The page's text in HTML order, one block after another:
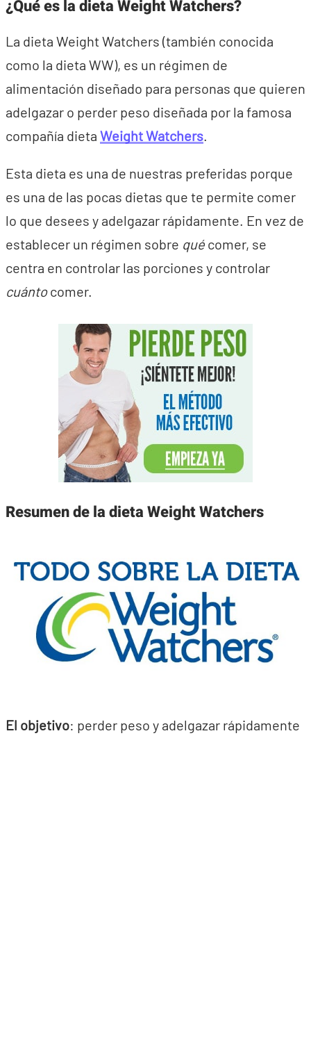
¿Qué es la dieta Weight Watchers?
La dieta Weight Watchers (también conocida
como la dieta WW), es un régimen de
alimentación diseñado para personas que quieren
adelgazar o perder peso diseñada por la famosa
compañía dieta Weight Watchers.
Esta dieta es una de nuestras preferidas porque
es una de las pocas dietas que te permite comer
lo que desees y adelgazar rápidamente. En vez de
establecer un régimen sobre qué comer, se
centra en controlar las porciones y controlar
cuántocomer.
Resumen de la dieta Weight Watchers
El objetivo: perder peso y adelgazar rápidamente